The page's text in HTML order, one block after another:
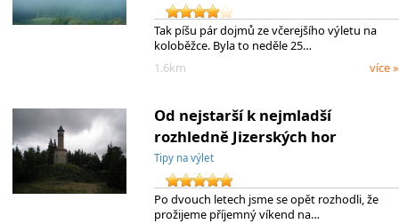
Tak píšu pár dojmů ze včerejšího výletu na
koloběžce. Byla to neděle 25…
1.6km
více »
Od nejstarší k nejmladší
rozhledně Jizerských hor
Tipy na výlet
Po dvouch letech jsme se opět rozhodli, že
prožijeme příjemný víkend na…